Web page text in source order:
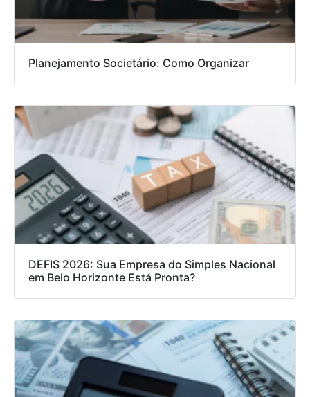
Planejamento Societário: Como Organizar
DEFIS 2026: Sua Empresa do Simples Nacional
em Belo Horizonte Está Pronta?